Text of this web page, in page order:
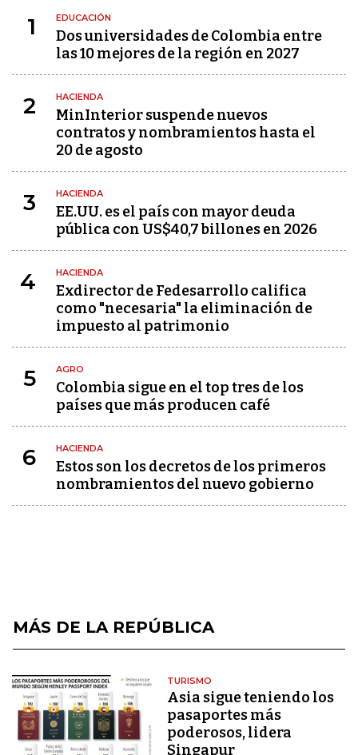
1 EDUCACIÓN
Dos universidades de Colombia entre
las 10 mejores de la región en 2027
2 HACIENDA
MinInterior suspende nuevos
contratos y nombramientos hasta el
20 de agosto
3 HACIENDA
EE.UU. es el país con mayor deuda
pública con US$40,7 billones en 2026
4 HACIENDA
Exdirector de Fedesarrollo califica
como "necesaria" la eliminación de
impuesto al patrimonio
5 AGRO
Colombia sigue en el top tres de los
países que más producen café
6 HACIENDA
Estos son los decretos de los primeros
nombramientos del nuevo gobierno
MÁS DE LA REPÚBLICA
TURISMO
Asia sigue teniendo los
pasaportes más
poderosos, lidera
Singapur